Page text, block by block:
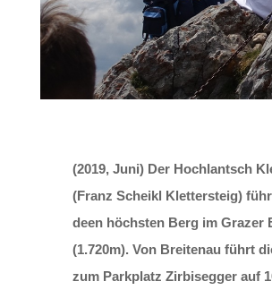
(2019, Juni) Der Hochlantsch
(Franz Scheikl Klettersteig)
deen höchsten Berg im Grazer
(1.720m). Von Breitenau führt
zum Parkplatz Zirbisegger auf